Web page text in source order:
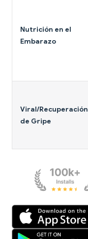
Nutrición en el
Embarazo
Viral/Recuperación
de Gripe